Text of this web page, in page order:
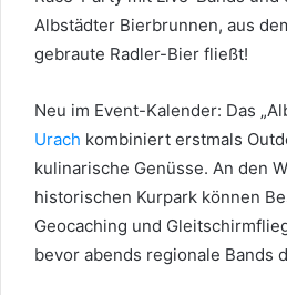
Albstädter Bierbrunnen, aus
gebraute Radler-Bier fließt!
Neu im Event-Kalender: Das
Urach kombiniert erstmals
kulinarische Genüsse. An den
historischen Kurpark können
Geocaching und
bevor abends regionale Bands